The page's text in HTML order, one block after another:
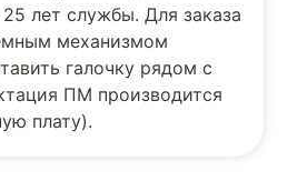
лет службы. Для заказа
механизмом
галочку рядом с
ПМ производится
плату).